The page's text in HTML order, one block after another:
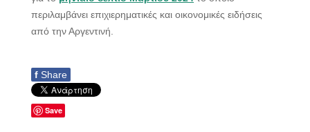
περιλαμβάνει επιχιερηματικές και οικονομικές ειδήσεις
από την Αργεντινή.
f Share
Save